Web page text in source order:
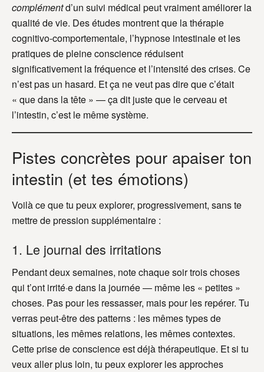
complémentd’un suivi médical peut vraiment améliorer la
qualité de vie. Des études montrent que la thérapie
cognitivo-comportementale, l’hypnose intestinale et les
pratiques de pleine conscience réduisent
significativement la fréquence et l’intensité des crises. Ce
n’est pas un hasard. Et ça ne veut pas dire que c’était
« que dans la tête » — ça dit juste que le cerveau et
l’intestin, c’est le même système.
Pistes concrètes pour apaiser ton
intestin (et tes émotions)
Voilà ce que tu peux explorer, progressivement, sans te
mettre de pression supplémentaire :
1. Le journal des irritations
Pendant deux semaines, note chaque soir trois choses
qui t’ont irrité·e dans la journée — même les « petites »
choses. Pas pour les ressasser, mais pour les repérer. Tu
verras peut-être des patterns : les mêmes types de
situations, les mêmes relations, les mêmes contextes.
Cette prise de conscience est déjà thérapeutique. Et si tu
veux aller plus loin, tu peux explorer les approches